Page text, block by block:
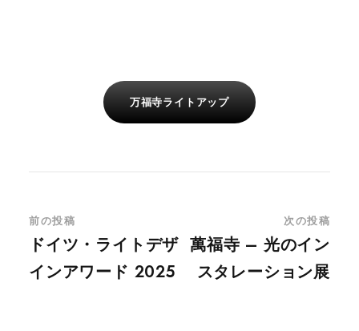
万福寺ライトアップ
前の投稿
ドイツ・ライトデザ
インアワード 2025
次の投稿
萬福寺 – 光のイン
スタレーション展